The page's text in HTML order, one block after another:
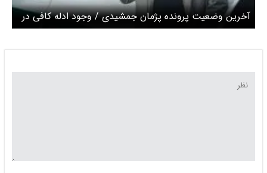
آخرین وضعیت پرونده پژمان جمشیدی / وجود ادله کافی در
پرونده می‌تواند زمینه‌ساز حکم بازدارنده باشد